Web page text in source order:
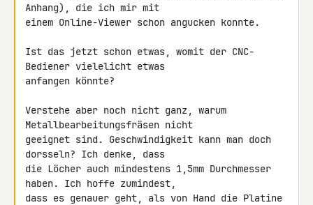
Anhang), die ich mir mit
einem Online-Viewer schon angucken konnte.
Ist das jetzt schon etwas, womit der CNC-
Bediener vielelicht etwas
anfangen könnte?
Verstehe aber noch nicht ganz, warum
Metallbearbeitungsfräsen nicht
geeignet sind. Geschwindigkeit kann man doch
dorsseln? Ich denke, dass
die Löcher auch mindestens 1,5mm Durchmesser
haben. Ich hoffe zumindest,
dass es genauer geht, als von Hand die Platine